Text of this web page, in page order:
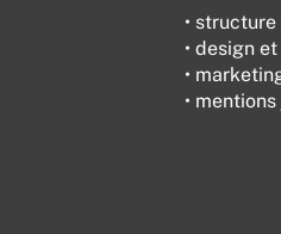
•
• design
•
•